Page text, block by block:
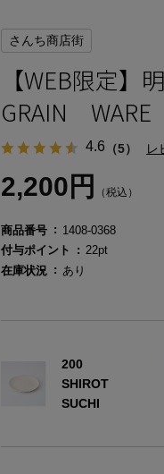
さんち商店街
【WEB限定】
GRAIN
4.6 （5） レ
2,200円 （税込）
商品番号
1408-0368
付与ポイント
22pt
在庫状況
あり
200
SHIROT
SUCHI